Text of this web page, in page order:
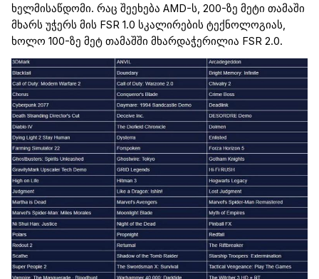
ხელმისაწდომი. რაც შეეხება AMD-ს, 200-ზე მეტი თამაში
მხარს უჭერს მის FSR 1.0 სკალირების ტექნოლოგიას,
ხოლო 100-ზე მეტ თამაშში მხარდაჭერილია FSR 2.0.